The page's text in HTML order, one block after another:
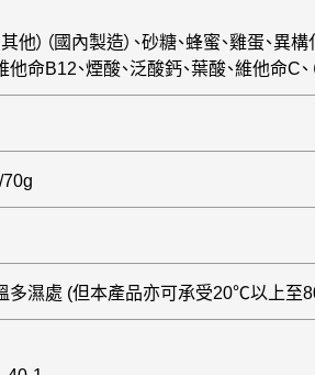
他）（國內製造）、砂糖、蜂蜜、雞蛋、
命B12、煙酸、泛酸鈣、葉酸、維他命C、
70g
多濕處 (但本產品亦可承受20℃以上